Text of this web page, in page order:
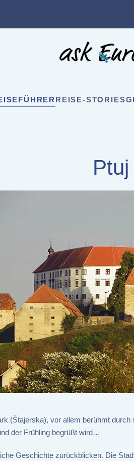
REISE-STORIES
Ptuj
(Štajerska), vor allem berühmt
der Frühling begrüßt wird…
Geschichte zurückblicken. Die